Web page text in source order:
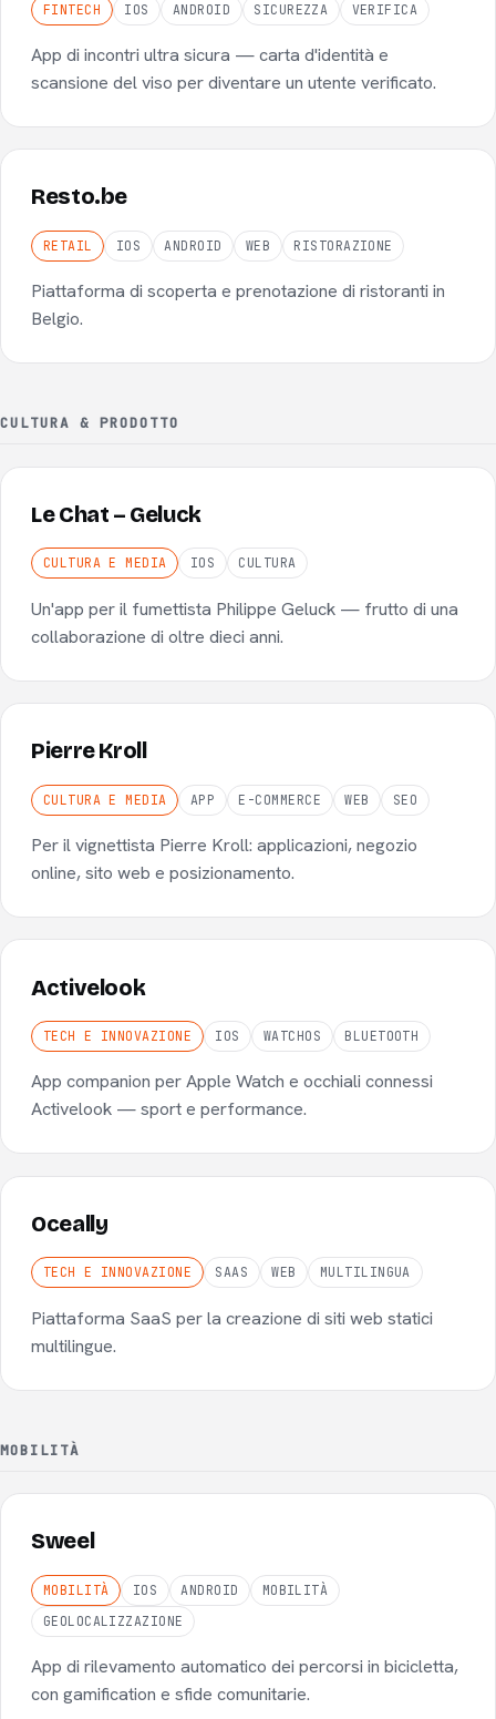
FINTECH IOS ANDROID SICUREZZA VERIFICA
App di incontri ultra sicura — carta d'identità e
scansione del viso per diventare un utente verificato.
Resto.be
RETAIL IOS ANDROID WEB RISTORAZIONE
Piattaforma di scoperta e prenotazione di ristoranti in
Belgio.
CULTURA & PRODOTTO
Le Chat – Geluck
CULTURA E MEDIA IOS CULTURA
Un'app per il fumettista Philippe Geluck — frutto di una
collaborazione di oltre dieci anni.
Pierre Kroll
CULTURA E MEDIA APP E-COMMERCE WEB SEO
Per il vignettista Pierre Kroll: applicazioni, negozio
online, sito web e posizionamento.
Activelook
TECH E INNOVAZIONE IOS WATCHOS BLUETOOTH
App companion per Apple Watch e occhiali connessi
Activelook — sport e performance.
Oceally
TECH E INNOVAZIONE SAAS WEB MULTILINGUA
Piattaforma SaaS per la creazione di siti web statici
multilingue.
MOBILITÀ
Sweel
MOBILITÀ IOS ANDROID
MOBILITÀ
GEOLOCALIZZAZIONE
App di rilevamento automatico dei percorsi in bicicletta,
con gamification e sfide comunitarie.